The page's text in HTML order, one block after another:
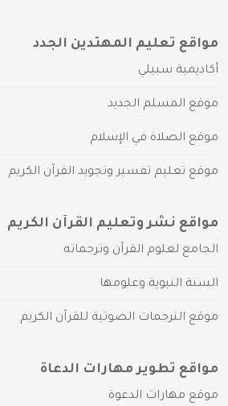
مواقع تعليم المهتدين الجدد
أكاديمية سبيلي
موقع المسلم الجديد
موقع الصلاة في الإسلام
موقع تعليم تفسير وتجويد القرآن الكريم
مواقع نشر وتعليم القرآن الكريم
الجامع لعلوم القرآن وترجماته
السنة النبوية وعلومها
موقع الترجمات الصوتية للقرآن الكريم
مواقع تطوير مهارات الدعاة
موقع مهارات الدعوة